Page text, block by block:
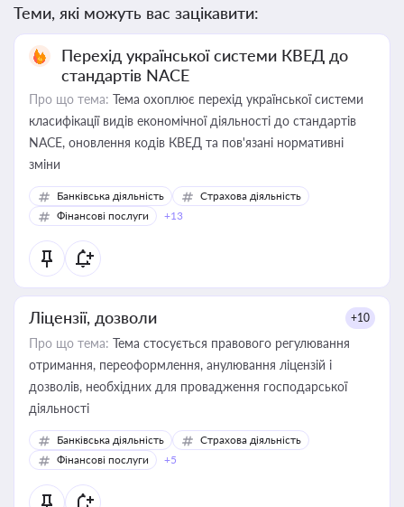
Теми, які можуть вас зацікавити:
Перехід української системи КВЕД до
стандартів NACE
Про що тема: Тема охоплює перехід української системи
класифікації видів економічної діяльності до стандартів
NACE, оновлення кодів КВЕД та пов'язані нормативні
зміни
Банківська діяльність
Страхова діяльність
Фінансові послуги
+13
Ліцензії, дозволи +10
Про що тема: Тема стосується правового регулювання
отримання, переоформлення, анулювання ліцензій і
дозволів, необхідних для провадження господарської
діяльності
Банківська діяльність
Страхова діяльність
Фінансові послуги
+5